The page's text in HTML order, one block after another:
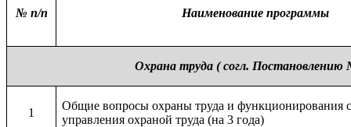
№ п/п Наименование программы
Охрана труда ( согл. Постановлению
1
Общие вопросы охраны труда и функционирования
управления охраной труда (на 3 года)